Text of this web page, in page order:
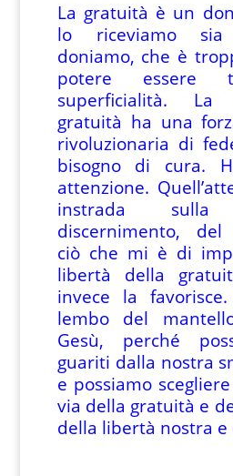
La gratuità è un
lo riceviamo
doniamo, che è
potere essere
superficialità.
gratuità ha una
rivoluzionaria di
bisogno di cura.
attenzione.
instrada
discernimento, del
ciò che mi è di
libertà della
invece la
lembo del
Gesù, perché
guariti dalla nostra
e possiamo
via della gratuità e
della libertà nostra e